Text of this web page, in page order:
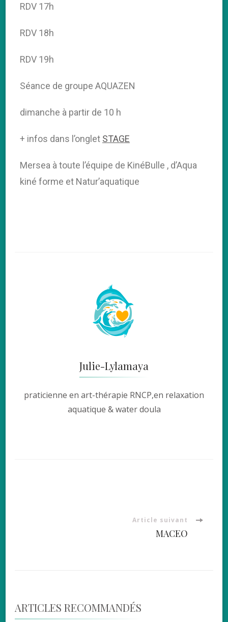
RDV 17h
RDV 18h
RDV 19h
Séance de groupe AQUAZEN
dimanche à partir de 10 h
+ infos dans l’onglet STAGE
Mersea à toute l’équipe de KinéBulle , d’Aqua
kiné forme et Natur’aquatique
Julie-Lylamaya
praticienne en art-thérapie RNCP,en relaxation
aquatique & water doula
Article suivant
MACEO
ARTICLES RECOMMANDÉS